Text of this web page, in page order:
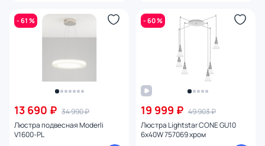
- 61 %
13 690 ₽ 34 990 ₽
Люстра подвесная Moderli
V1600-PL
- 60 %
19 999 ₽ 49 903 ₽
Люстра Lightstar CONE GU10
6х40W 757069 хром